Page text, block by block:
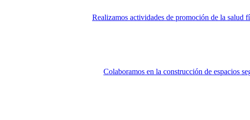
Realizamos actividades de promoción de la
Colaboramos en la construcción de espacios